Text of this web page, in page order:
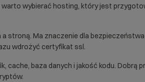
wybierać hosting, który jest
stroną. Ma znaczenie dla
wdrożyć certyfikat ssl.
cache, baza danych i jakość kodu.